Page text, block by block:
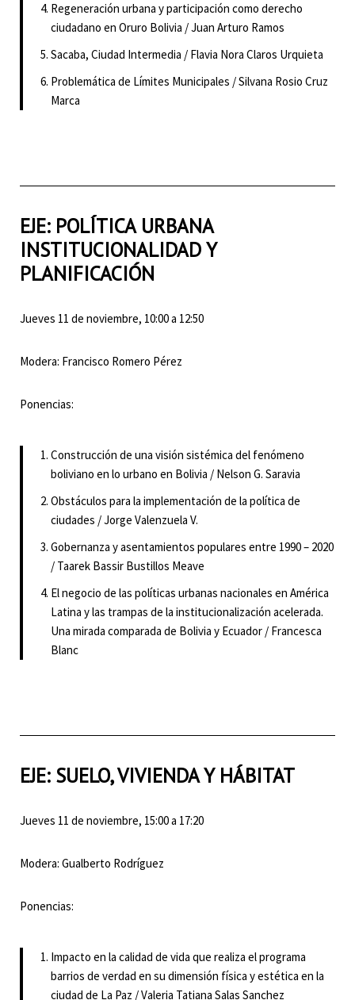
Regeneración urbana y participación como derecho
ciudadano en Oruro Bolivia / Juan Arturo Ramos
Sacaba, Ciudad Intermedia / Flavia Nora Claros Urquieta
Problemática de Límites Municipales / Silvana Rosio Cruz
Marca
EJE: POLÍTICA URBANA
INSTITUCIONALIDAD Y
PLANIFICACIÓN
Jueves 11 de noviembre, 10:00 a 12:50
Modera: Francisco Romero Pérez
Ponencias:
Construcción de una visión sistémica del fenómeno
boliviano en lo urbano en Bolivia / Nelson G. Saravia
Obstáculos para la implementación de la política de
ciudades / Jorge Valenzuela V.
Gobernanza y asentamientos populares entre 1990 – 2020
/ Taarek Bassir Bustillos Meave
El negocio de las políticas urbanas nacionales en América
Latina y las trampas de la institucionalización acelerada.
Una mirada comparada de Bolivia y Ecuador / Francesca
Blanc
EJE: SUELO, VIVIENDA Y HÁBITAT
Jueves 11 de noviembre, 15:00 a 17:20
Modera: Gualberto Rodríguez
Ponencias:
Impacto en la calidad de vida que realiza el programa
barrios de verdad en su dimensión física y estética en la
ciudad de La Paz / Valeria Tatiana Salas Sanchez